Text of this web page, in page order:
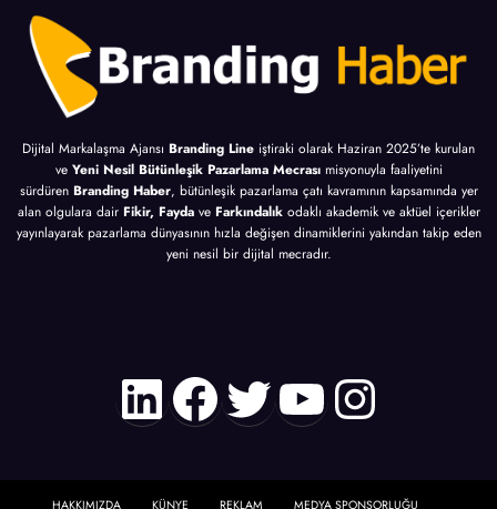
Dijital Markalaşma Ajansı Branding Line iştiraki olarak Haziran 2025’te kurulan
ve Yeni Nesil Bütünleşik Pazarlama Mecrası misyonuyla faaliyetini
sürdüren Branding Haber, bütünleşik pazarlama çatı kavramının kapsamında yer
alan olgulara dair Fikir, Fayda ve Farkındalık odaklı akademik ve aktüel içerikler
yayınlayarak pazarlama dünyasının hızla değişen dinamiklerini yakından takip eden
yeni nesil bir dijital mecradır.
LinkedIn
Facebook
Twitter
YouTube
HAKKIMIZDA KÜNYE REKLAM MEDYA SPONSORLUĞU